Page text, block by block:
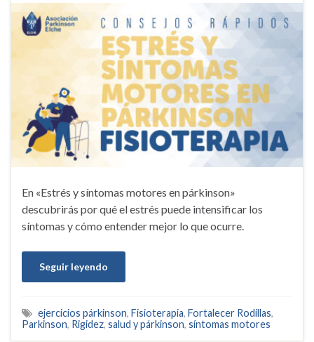
En «Estrés y síntomas motores en párkinson»
descubrirás por qué el estrés puede intensificar los
síntomas y cómo entender mejor lo que ocurre.
Seguir leyendo
ejercicios párkinson, Fisioterapia, Fortalecer Rodillas,
Parkinson, Rigidez, salud y párkinson, síntomas motores